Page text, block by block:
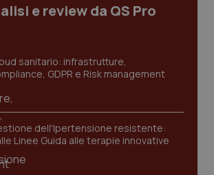
e review da QS Pro
sanitario: infrastrutture,
GDPR e Risk management
dell'Ipertensione resistente:
Linee Guida alle terapie innovative